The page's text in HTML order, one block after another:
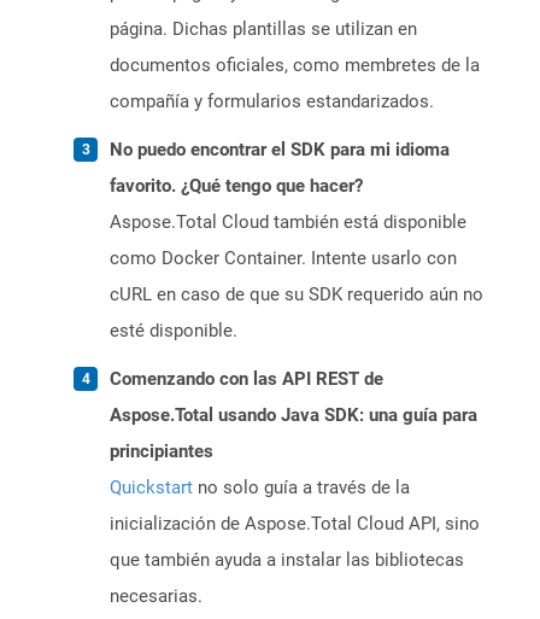
página. Dichas plantillas se utilizan en
documentos oficiales, como membretes de la
compañía y formularios estandarizados.
No puedo encontrar el SDK para mi idioma
favorito. ¿Qué tengo que hacer?
Aspose.Total Cloud también está disponible
como Docker Container. Intente usarlo con
cURL en caso de que su SDK requerido aún no
esté disponible.
Comenzando con las API REST de
Aspose.Total usando Java SDK: una guía para
principiantes
Quickstart no solo guía a través de la
inicialización de Aspose.Total Cloud API, sino
que también ayuda a instalar las bibliotecas
necesarias.